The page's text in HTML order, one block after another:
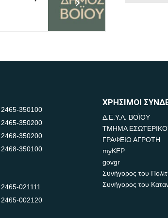
2465-350100
2465-350200
2468-350200
2468-350100
2465-021111
2465-002120
ΧΡΗΣΙΜΟΙ
Δ.Ε.Υ.Α. ΒΟΪΟΥ
ΤΜΗΜΑ
ΓΡΑΦΕΙΟ ΑΓΡΟΤΗ
myKEP
govgr
Συνήγορος του
Συνήγορος του